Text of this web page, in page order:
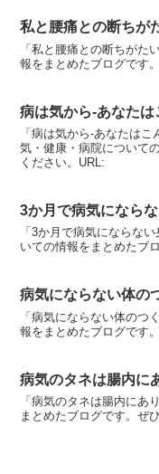
私と腰痛との断ちが
「私と腰痛との断ちがた
報をまとめたブログです
病は気から-あなた
「病は気から-あなたは
気・健康・病院について
ください。URL:
3か月で病気になら
「3か月で病気にならな
いての情報をまとめたブ
病気にならない体の
「病気にならない体のつ
報をまとめたブログです
病気のタネは腸内に
「病気のタネは腸内にあ
まとめたブログです。ぜ